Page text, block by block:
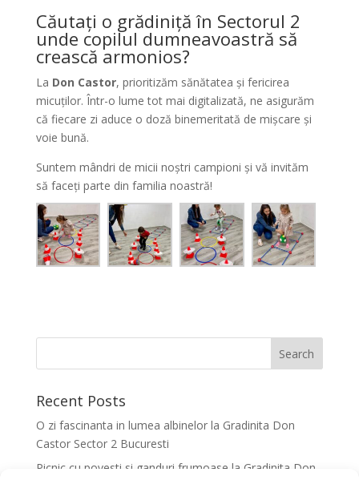
Căutați o grădiniță în Sectorul 2
unde copilul dumneavoastră să
crească armonios?
La Don Castor, prioritizăm sănătatea și fericirea
micuților. Într-o lume tot mai digitalizată, ne asigurăm
că fiecare zi aduce o doză binemeritată de mișcare și
voie bună.
Suntem mândri de micii noștri campioni și vă invităm
să faceți parte din familia noastră!
Recent Posts
O zi fascinanta in lumea albinelor la Gradinita Don
Castor Sector 2 Bucuresti
Picnic cu povesti si ganduri frumoase la Gradinita Don